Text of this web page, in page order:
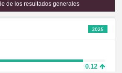
de los resultados generales
2025
0.12